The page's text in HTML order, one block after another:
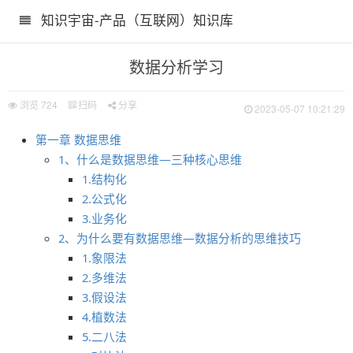
知识宇宙-产品（互联网）知识库
数据分析学习
浏览 724 扫码 分享 2023-05-07 10:21:29
第一章 数据思维
1、什么是数据思维—三种核心思维
1.结构化
2.公式化
3.业务化
2、为什么要有数据思维—数据分析的思维技巧
1.象限法
2.多维法
3.假设法
4.植数法
5.二八法